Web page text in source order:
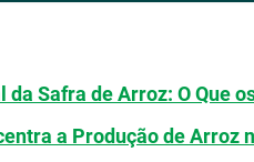
da Safra de Arroz: O Que
a Produção de Arroz